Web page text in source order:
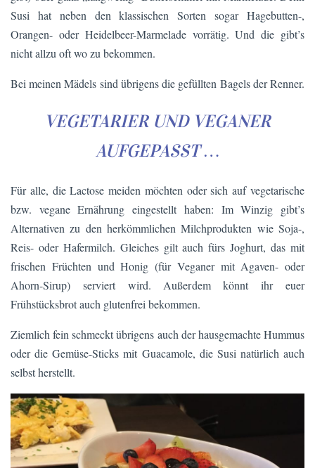
Susi hat neben den klassischen Sorten sogar Hagebutten-,
Orangen- oder Heidelbeer-Marmelade vorrätig. Und die gibt’s
nicht allzu oft wo zu bekommen.
Bei meinen Mädels sind übrigens die gefüllten Bagels der Renner.
VEGETARIER UND VEGANER
AUFGEPASST …
Für alle, die Lactose meiden möchten oder sich auf vegetarische
bzw. vegane Ernährung eingestellt haben: Im Winzig gibt’s
Alternativen zu den herkömmlichen Milchprodukten wie Soja-,
Reis- oder Hafermilch. Gleiches gilt auch fürs Joghurt, das mit
frischen Früchten und Honig (für Veganer mit Agaven- oder
Ahorn-Sirup) serviert wird. Außerdem könnt ihr euer
Frühstücksbrot auch glutenfrei bekommen.
Ziemlich fein schmeckt übrigens auch der hausgemachte Hummus
oder die Gemüse-Sticks mit Guacamole, die Susi natürlich auch
selbst herstellt.